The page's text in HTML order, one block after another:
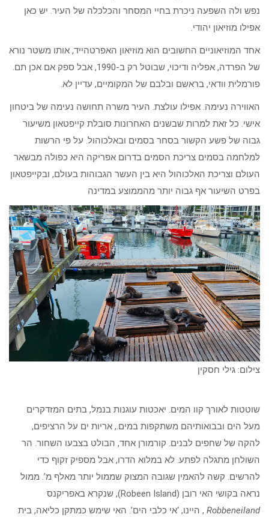
נפש ולה השפעה ניכרת בחיי המסחר והכלכלה של העיר. יש כאן
אפילו מוזיאון יהודי.
אחד המוזיאוניים החשובים הוא מוזיאון האפרטהייד, אותו משטר נורא
של הפרדה, אפליה ודיכוי, שבוטל רק ב-1990, אבל ספק אם אכן תם.
פורמלית וודאי, בראשם ובלבם של המקומיים, עדיין לא.
האווירה נעימה. אפילו עולצת. העיר משרה תחושה נעימה של ביטחון
אישי. כל זאת למרות שבשנים האחרונות סובלת קייפטאון משיעור
גבוה של פשע הקשור בסחר בסמים ובאלכוהול. על פי הרשות
למלחמה בסמים צריכת הסמים בדרום אפריקה היא כפולה מבשאר
העולם וצריכת האלכוהול היא בין העשר הגבוהות בעולם, ובקייפטאון
בפרט השיעור אף גבוה יותר מהממוצע במדינה
צילום: גילי חסקין
שוטטות לאורך קוו המים. יאכטות עוגנות בנמל, בתים המזדקרים
מעל הים ובבואותיהם משתקפות במים., אריות ים על הרציפים,
להקה של שחפים לבנים. קורמורן אחד, הבולט בצבעו השחור. הר
השולחן מתגלה לפתע. לא במלוא הדרו, אבל מספיק זקוף כדי
להרשים. קשה להאמין שגובה המצוק שממול יותר מאלף מ’. ממול
נראה בקושי האי רובן (Robeen Island), שנקרא באפריקנס
Robbeneiland , היינו, ‘אי כלבי הים’. האי שימש כמתקן כליאה, בית